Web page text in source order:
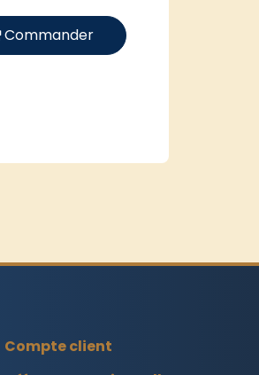
Commander
Compte client